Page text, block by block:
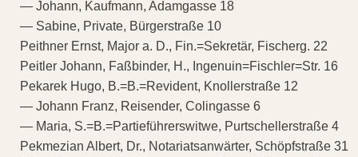
— Johann, Kaufmann, Adamgasse 18
— Sabine, Private, Bürgerstraße 10
Peithner Ernst, Major a. D., Fin.=Sekretär, Fischerg. 22
Peitler Johann, Faßbinder, H., Ingenuin=Fischler=Str. 16
Pekarek Hugo, B.=B.=Revident, Knollerstraße 12
— Johann Franz, Reisender, Colingasse 6
— Maria, S.=B.=Partieführerswitwe, Purtschellerstraße 4
Pekmezian Albert, Dr., Notariatsanwärter, Schöpfstraße 31